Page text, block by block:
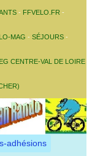
- FFVELO.FR -
MAG - SÉJOURS -
CENTRE-VAL DE LOIRE
adhésions